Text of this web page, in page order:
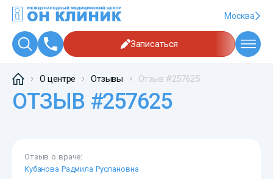
Москва
Записаться
О центре Отзывы Отзыв #257625
ОТЗЫВ #257625
Отзыв о враче:
Кубанова Радмила Руслановна